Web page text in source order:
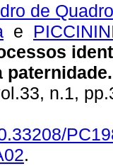
de
e
paternidade.
n.1,
.